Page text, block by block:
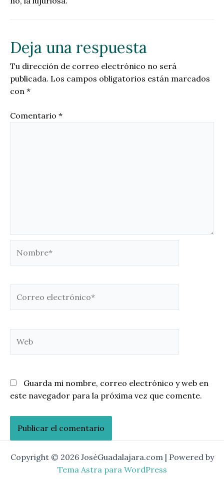
Deja una respuesta
Tu dirección de correo electrónico no será
publicada. Los campos obligatorios están marcados
con *
Comentario *
electrónico*
Guarda mi nombre, correo electrónico y web en
este navegador para la próxima vez que comente.
Copyright © 2026 JoséGuadalajara.com | Powered by
Tema Astra para WordPress